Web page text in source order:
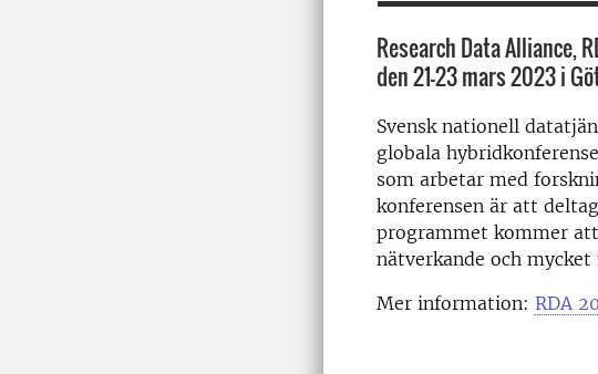
Research Data Alliance,
den 21–23 mars 2023 i
Svensk nationell
globala
som arbetar med
konferensen är att
programmet kommer
nätverkande och mycket
Mer information: RDA